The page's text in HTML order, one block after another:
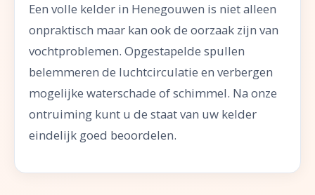
Een volle kelder in Henegouwen is niet alleen
onpraktisch maar kan ook de oorzaak zijn van
vochtproblemen. Opgestapelde spullen
belemmeren de luchtcirculatie en verbergen
mogelijke waterschade of schimmel. Na onze
ontruiming kunt u de staat van uw kelder
eindelijk goed beoordelen.